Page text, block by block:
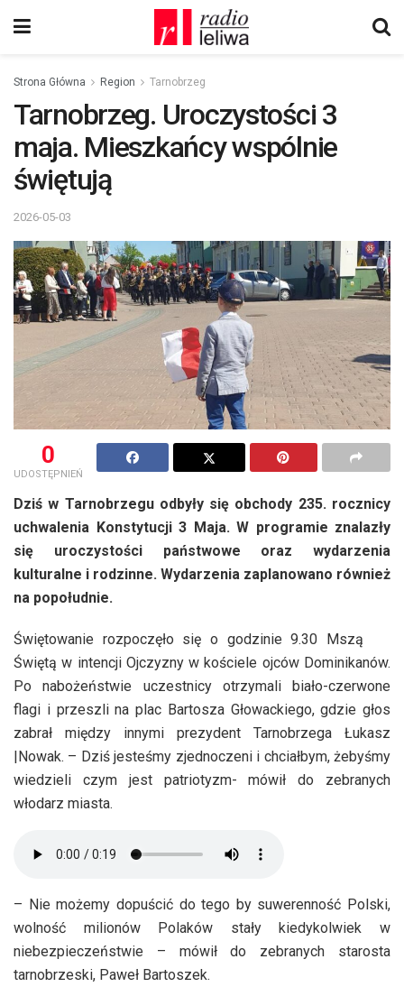
Strona Główna Region Tarnobrzeg
Tarnobrzeg. Uroczystości 3
maja. Mieszkańcy wspólnie
świętują
2026-05-03
0
UDOSTĘPNIEŃ
Dziś w Tarnobrzegu odbyły się obchody 235. rocznicy
uchwalenia Konstytucji 3 Maja. W programie znalazły
się uroczystości państwowe oraz wydarzenia
kulturalne i rodzinne. Wydarzenia zaplanowano również
na popołudnie.
Świętowanie rozpoczęło się o godzinie 9.30 Mszą
Świętą w intencji Ojczyzny w kościele ojców Dominikanów.
Po nabożeństwie uczestnicy otrzymali biało-czerwone
flagi i przeszli na plac Bartosza Głowackiego, gdzie głos
zabrał między innymi prezydent Tarnobrzega Łukasz
|Nowak. – Dziś jesteśmy zjednoczeni i chciałbym, żebyśmy
wiedzieli czym jest patriotyzm- mówił do zebranych
włodarz miasta.
– Nie możemy dopuścić do tego by suwerenność Polski,
wolność milionów Polaków stały kiedykolwiek w
niebezpieczeństwie – mówił do zebranych starosta
tarnobrzeski, Paweł Bartoszek.